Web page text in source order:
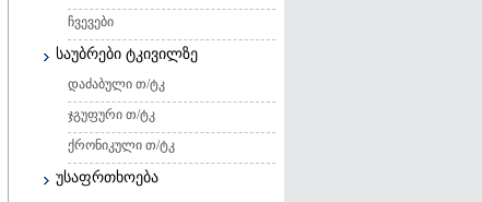
ჩვევები
საუბრები ტკივილზე
დაძაბული თ/ტკ
ჯგუფური თ/ტკ
ქრონიკული თ/ტკ
უსაფრთხოება